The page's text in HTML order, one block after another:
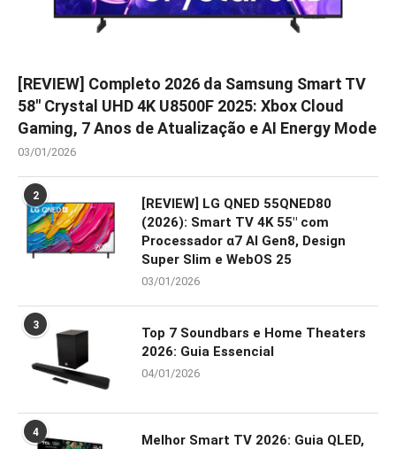
[REVIEW] Completo 2026 da Samsung Smart TV
58″ Crystal UHD 4K U8500F 2025: Xbox Cloud
Gaming, 7 Anos de Atualização e AI Energy Mode
03/01/2026
2
[REVIEW] LG QNED 55QNED80
(2026): Smart TV 4K 55″ com
Processador α7 AI Gen8, Design
Super Slim e WebOS 25
03/01/2026
3
Top 7 Soundbars e Home Theaters
2026: Guia Essencial
04/01/2026
4
Melhor Smart TV 2026: Guia QLED,